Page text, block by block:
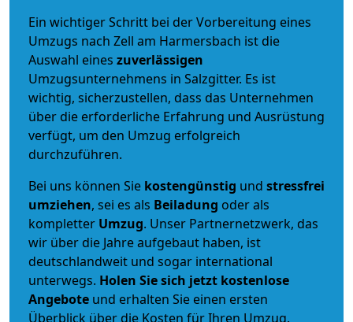
Ein wichtiger Schritt bei der Vorbereitung eines
Umzugs nach Zell am Harmersbach ist die
Auswahl eines zuverlässigen
Umzugsunternehmens in Salzgitter. Es ist
wichtig, sicherzustellen, dass das Unternehmen
über die erforderliche Erfahrung und Ausrüstung
verfügt, um den Umzug erfolgreich
durchzuführen.
Bei uns können Sie kostengünstig und stressfrei
umziehen, sei es als Beiladung oder als
kompletter Umzug. Unser Partnernetzwerk, das
wir über die Jahre aufgebaut haben, ist
deutschlandweit und sogar international
unterwegs. Holen Sie sich jetzt kostenlose
Angebote und erhalten Sie einen ersten
Überblick über die Kosten für Ihren Umzug.